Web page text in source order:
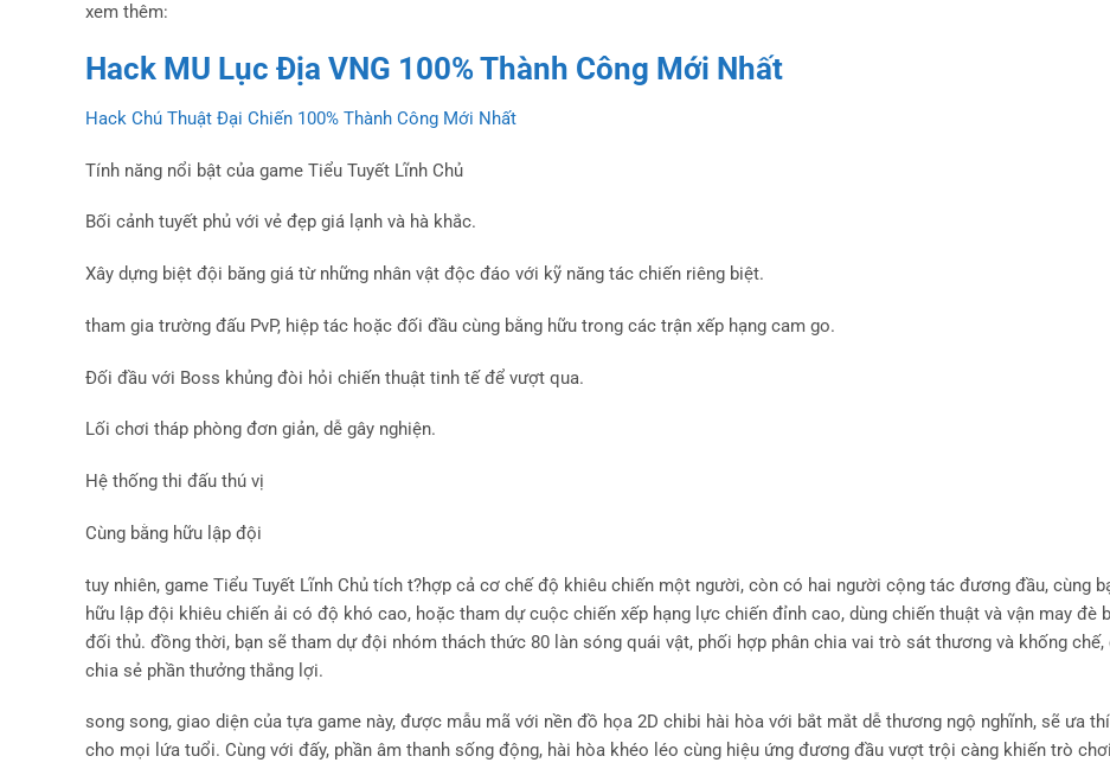
xem thêm:
Hack MU Lục Địa VNG 100% Thành Công Mới Nhất
Hack Chú Thuật Đại Chiến 100% Thành Công Mới Nhất
Tính năng nổi bật của game Tiểu Tuyết Lĩnh Chủ
Bối cảnh tuyết phủ với vẻ đẹp giá lạnh và hà khắc.
Xây dựng biệt đội băng giá từ những nhân vật độc đáo với kỹ năng tác chiến riêng biệt.
tham gia trường đấu PvP, hiệp tác hoặc đối đầu cùng bằng hữu trong các trận xếp hạng cam go.
Đối đầu với Boss khủng đòi hỏi chiến thuật tinh tế để vượt qua.
Lối chơi tháp phòng đơn giản, dễ gây nghiện.
Hệ thống thi đấu thú vị
Cùng bằng hữu lập đội
tuy nhiên, game Tiểu Tuyết Lĩnh Chủ tích t?hợp cả cơ chế độ khiêu chiến một người, còn có hai người cộng tác đương đầu, cùng
hữu lập đội khiêu chiến ải có độ khó cao, hoặc tham dự cuộc chiến xếp hạng lực chiến đỉnh cao, dùng chiến thuật và vận may đè
đối thủ. đồng thời, bạn sẽ tham dự đội nhóm thách thức 80 làn sóng quái vật, phối hợp phân chia vai trò sát thương và khống chế,
chia sẻ phần thưởng thắng lợi.
song song, giao diện của tựa game này, được mẫu mã với nền đồ họa 2D chibi hài hòa với bắt mắt dễ thương ngộ nghĩnh, sẽ ưa
cho mọi lứa tuổi. Cùng với đấy, phần âm thanh sống động, hài hòa khéo léo cùng hiệu ứng đương đầu vượt trội càng khiến trò chơi